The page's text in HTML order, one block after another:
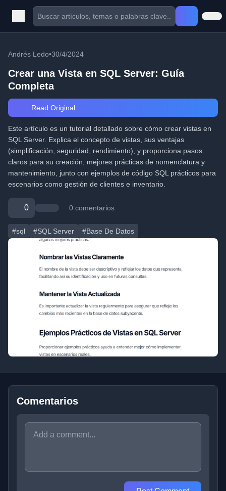
Andrés Ledo•30/4/2024
Crear una Vista en SQL Server: Guía
Completa
Read Original
Este artículo es un tutorial detallado sobre cómo crear vistas en
SQL Server. Explica el concepto de vistas, sus ventajas
(simplificación, seguridad, rendimiento), y proporciona pasos
claros para su creación, mejores prácticas de nomenclatura y
mantenimiento, junto con ejemplos de código SQL prácticos para
escenarios como gestión de clientes e inventario.
0 0 comentarios
#sql #SQL Server #Base De Datos
Comentarios